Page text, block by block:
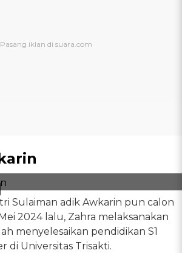
Sulaiman adik Awkarin pun calon
2024 lalu, Zahra melaksanakan
menyelesaikan pendidikan S1
di Universitas Trisakti.